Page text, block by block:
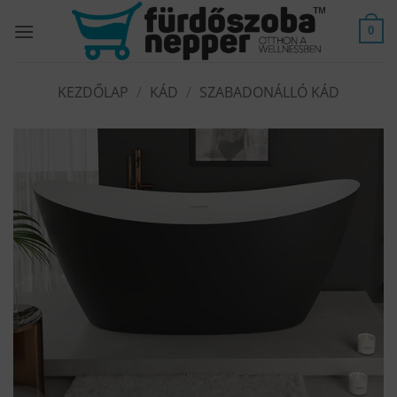
0
KEZDŐLAP KÁD SZABADONÁLLÓ KÁD